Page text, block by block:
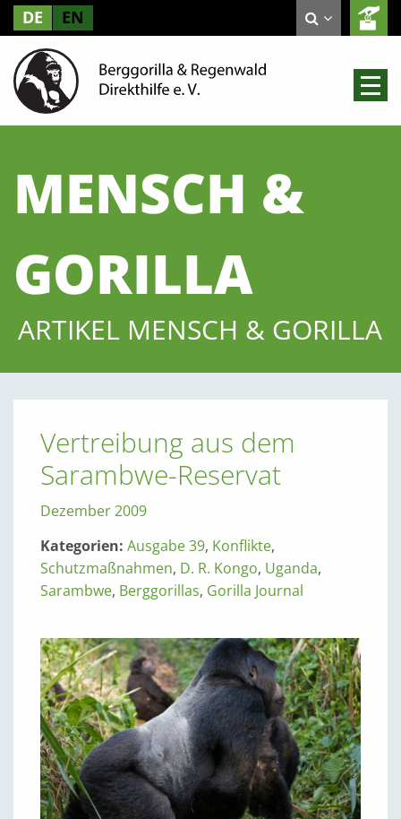
DE EN
MENSCH &
GORILLA
ARTIKEL MENSCH & GORILLA
Vertreibung aus dem
Sarambwe-Reservat
Dezember 2009
Kategorien: Ausgabe 39, Konflikte,
Schutzmaßnahmen, D. R. Kongo, Uganda,
Sarambwe, Berggorillas, Gorilla Journal